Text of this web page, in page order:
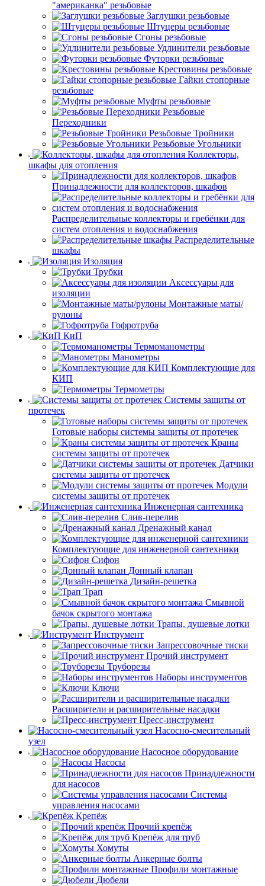
"американка" резьбовые
Заглушки резьбовые
Штуцеры резьбовые
Сгоны резьбовые
Удлинители резьбовые
Футорки резьбовые
Крестовины резьбовые
Гайки стопорные
резьбовые
Муфты резьбовые
Резьбовые
Переходники
Резьбовые Тройники
Резьбовые Угольники
Коллекторы,
шкафы для отопления
Принадлежности для коллекторов, шкафов
Распределительные коллекторы и гребёнки для
систем отопления и водоснабжения
Распределительные
шкафы
Изоляция
Трубки
Аксессуары для
изоляции
Монтажные маты/
рулоны
Гофротруба
КиП
Термоманометры
Манометры
Комплектующие для
КИП
Термометры
Системы защиты от
протечек
Готовые наборы системы защиты от протечек
Краны
системы защиты от протечек
Датчики
системы защиты от протечек
Модули
системы защиты от протечек
Инженерная сантехника
Слив-перелив
Дренажный канал
Комплектующие для инженерной сантехники
Сифон
Донный клапан
Дизайн-решетка
Трап
Смывной
бачок скрытого монтажа
Трапы, душевые лотки
Инструмент
Запрессовочные тиски
Прочий инструмент
Труборезы
Наборы инструментов
Ключи
Расширители и расширительные насадки
Пресс-инструмент
Насосно-смесительный
узел
Насосное оборудование
Насосы
Принадлежности
для насосов
Системы
управления насосами
Крепёж
Прочий крепёж
Крепёж для труб
Хомуты
Анкерные болты
Профили монтажные
Дюбели